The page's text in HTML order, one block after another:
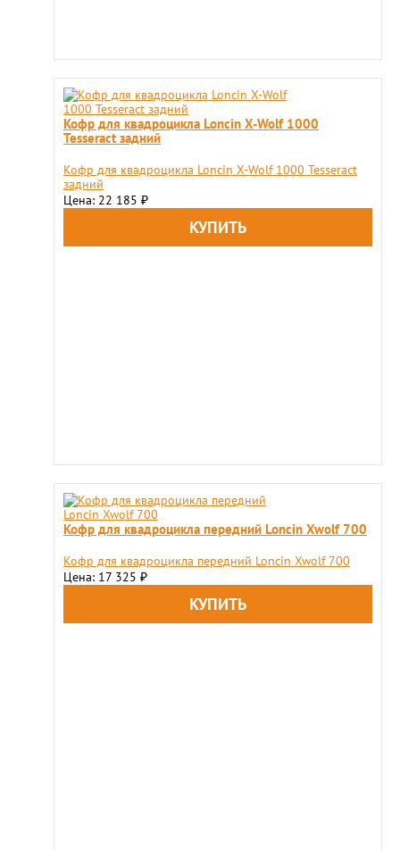
Кофр для квадроцикла Loncin X-Wolf 1000
Tesseract задний
Кофр для квадроцикла Loncin X-Wolf 1000 Tesseract
задний
Цена: 22 185 ₽
Кофр для квадроцикла передний Loncin Xwolf 700
Кофр для квадроцикла передний Loncin Xwolf 700
Цена: 17 325 ₽